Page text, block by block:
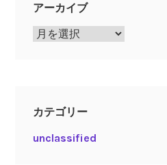
アーカイブ
ア
カテゴリー
unclassified